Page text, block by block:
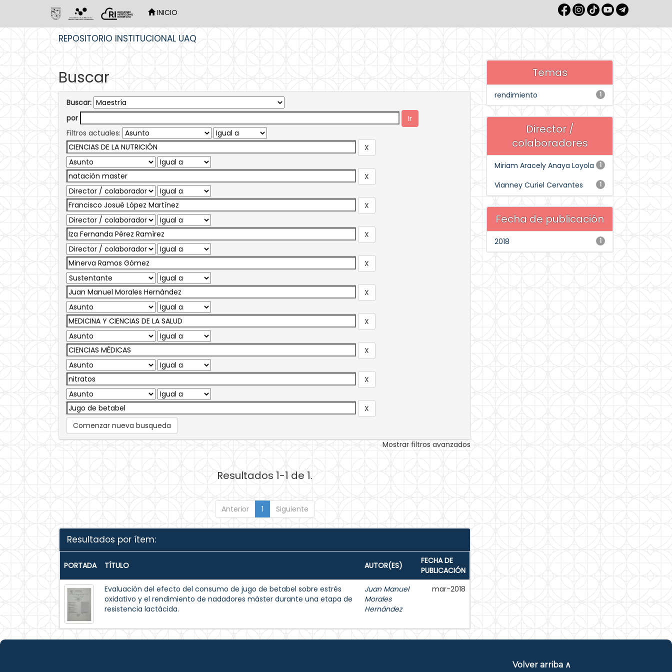
INICIO
REPOSITORIO INSTITUCIONAL UAQ
Buscar
Buscar:
por
Filtros actuales:
Comenzar nueva busqueda
Mostrar filtros avanzados
Resultados 1-1 de 1.
Anterior 1 Siguiente
Resultados por ítem:
PORTADA TÍTULO AUTOR(ES)
FECHA DE
PUBLICACIÓN
Evaluación del efecto del consumo de jugo de betabel sobre estrés
oxidativo y el rendimiento de nadadores máster durante una etapa de
resistencia lactácida.
Juan Manuel
Morales
Hernández
mar-2018
Temas
1
rendimiento
Director /
colaboradores
1
Miriam Aracely Anaya Loyola
1
Vianney Curiel Cervantes
Fecha de publicación
1
2018
Volver arriba ∧